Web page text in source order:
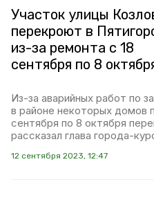
Участок улицы
перекроют в
из-за ремонта с 18
сентября по 8
Из-за аварийных работ по
в районе некоторых домов
сентября по 8 октября
рассказал глава города-
12 сентября 2023, 12:47